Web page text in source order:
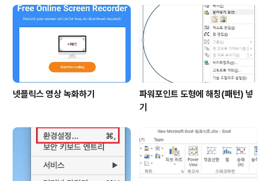
다.함바그랑 함께 야끼우동을 먹으면 더욱 맛있답니다.
넷플릭스 영상 녹화하기
파워포인트 도형에 해칭(패턴) 넣
기